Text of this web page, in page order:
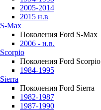
2005-2014
2015 н.в
S-Max
Поколения Ford S-Max
2006 - н.в.
Scorpio
Поколения Ford Scorpio
1984-1995
Sierra
Поколения Ford Sierra
1982-1987
1987-1990